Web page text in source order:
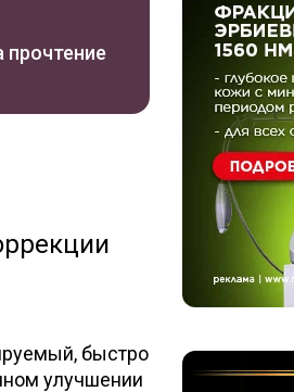
прочтение
быстро
улучшении